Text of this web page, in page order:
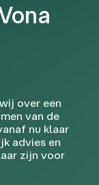
over een
van de
nu klaar
advies en
zijn voor